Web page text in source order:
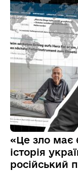
«Це зло має
історія
російський